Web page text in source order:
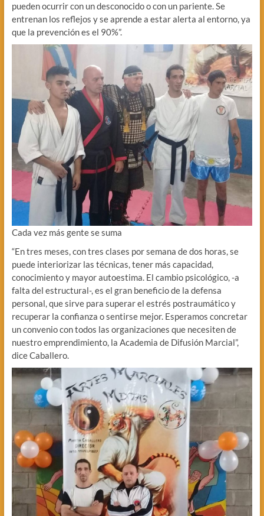
pueden ocurrir con un desconocido o con un pariente. Se
entrenan los reflejos y se aprende a estar alerta al entorno, ya
que la prevención es el 90%”.
Cada vez más gente se suma
“En tres meses, con tres clases por semana de dos horas, se
puede interiorizar las técnicas, tener más capacidad,
conocimiento y mayor autoestima. El cambio psicológico, -a
falta del estructural-, es el gran beneficio de la defensa
personal, que sirve para superar el estrés postraumático y
recuperar la confianza o sentirse mejor. Esperamos concretar
un convenio con todos las organizaciones que necesiten de
nuestro emprendimiento, la Academia de Difusión Marcial”,
dice Caballero.